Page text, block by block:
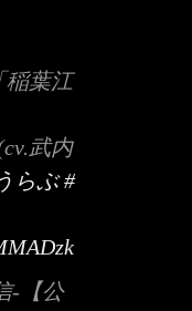
稲葉江
武内
らぶ #
-【公